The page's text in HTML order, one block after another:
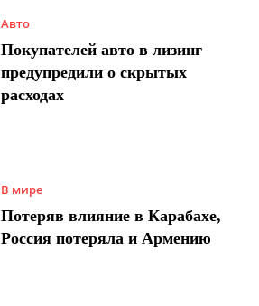
Авто
Покупателей авто в лизинг
предупредили о скрытых
расходах
В мире
Потеряв влияние в Карабахе,
Россия потеряла и Армению